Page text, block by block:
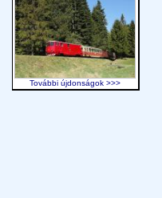
További újdonságok >>>